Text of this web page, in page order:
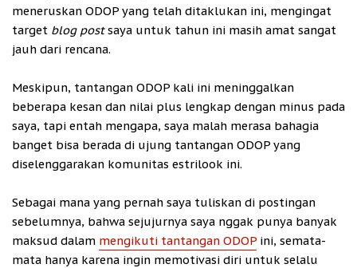
meneruskan ODOP yang telah ditaklukan ini, mengingat
target blog postsaya untuk tahun ini masih amat sangat
jauh dari rencana.
Meskipun, tantangan ODOP kali ini meninggalkan
beberapa kesan dan nilai plus lengkap dengan minus pada
saya, tapi entah mengapa, saya malah merasa bahagia
banget bisa berada di ujung tantangan ODOP yang
diselenggarakan komunitas estrilook ini.
Sebagai mana yang pernah saya tuliskan di postingan
sebelumnya, bahwa sejujurnya saya nggak punya banyak
maksud dalam mengikuti tantangan ODOP ini, semata-
mata hanya karena ingin memotivasi diri untuk selalu